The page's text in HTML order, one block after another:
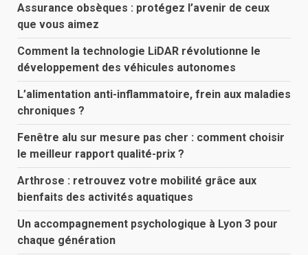
Assurance obsèques : protégez l’avenir de ceux
que vous aimez
Comment la technologie LiDAR révolutionne le
développement des véhicules autonomes
L’alimentation anti-inflammatoire, frein aux maladies
chroniques ?
Fenêtre alu sur mesure pas cher : comment choisir
le meilleur rapport qualité-prix ?
Arthrose : retrouvez votre mobilité grâce aux
bienfaits des activités aquatiques
Un accompagnement psychologique à Lyon 3 pour
chaque génération